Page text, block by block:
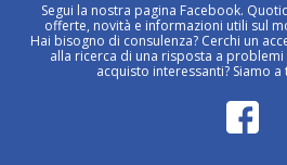
Segui la nostra pagina Facebook.
offerte, novità e informazioni utili sul
Hai bisogno di consulenza? Cerchi un
alla ricerca di una risposta a
acquisto interessanti? Siamo